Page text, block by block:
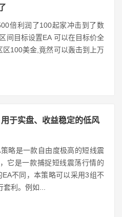
倍利润了100起家冲击到了数
间目标设置EA 可以在目标价全
100美金,竟然可以轰击到上万
于实盘、收益稳定的低风
略是一款自由度极高的短线震
它是一款捕捉短线震荡行情的
不同，本策略可以采用3组不
利。例如...